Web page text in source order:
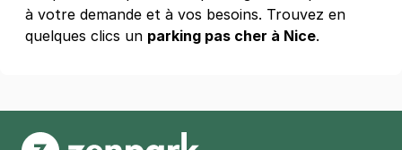
à votre demande et à vos besoins. Trouvez en
quelques clics un parking pas cher à Nice.